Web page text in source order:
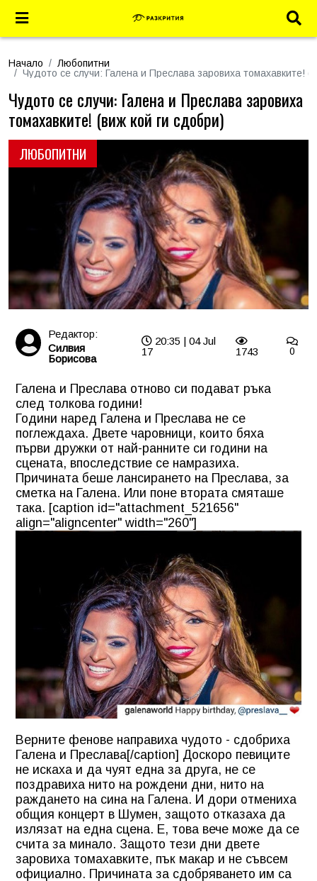
Начало
Любопитни
Чудото се случи: Галена и Преслава заровиха томахавките!
ЛЮБОПИТНИ
Чудото се случи: Галена и Преслава заровиха
томахавките! (виж кой ги сдобри)
Редактор:
Силвия
Борисова
20:35 | 04 Jul
17
1743 0
Галена и Преслава отново си подават ръка
след толкова години!
Години наред Галена и Преслава не се
поглеждаха. Двете чаровници, които бяха
първи дружки от най-ранните си години на
сцената, впоследствие се намразиха.
Причината беше лансирането на Преслава, за
сметка на Галена. Или поне втората смяташе
така. [caption id="attachment_521656"
align="aligncenter" width="260"]
Верните фенове направиха чудото - сдобриха
Галена и Преслава[/caption] Доскоро певиците
не искаха и да чуят една за друга, не се
поздравиха нито на рождени дни, нито на
раждането на сина на Галена. И дори отмениха
общия концерт в Шумен, защото отказаха да
излязат на една сцена. Е, това вече може да се
счита за минало. Защото тези дни двете
заровиха томахавките, пък макар и не съвсем
официално. Причината за сдобряването им са